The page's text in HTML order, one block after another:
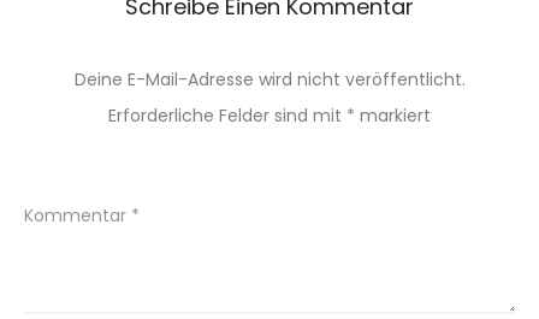
Schreibe Einen Kommentar
Deine E-Mail-Adresse wird nicht veröffentlicht.
Erforderliche Felder sind mit * markiert
Kommentar *